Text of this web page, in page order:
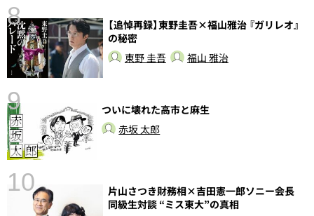
8
【追悼再録】東野圭吾×福山雅治 『ガリレオ』
の秘密
東野 圭吾
福山 雅治
9
ついに壊れた高市と麻生
赤坂 太郎
10
片山さつき財務相×吉田憲一郎ソニー会長
同級生対談 “ミス東大”の真相